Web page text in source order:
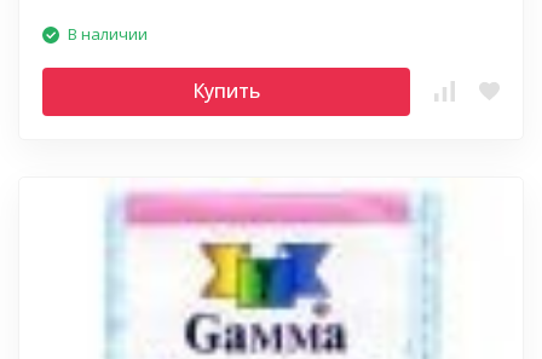
В наличии
Купить